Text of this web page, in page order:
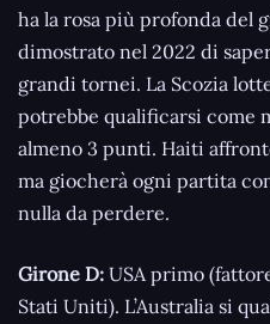
ha la rosa più profonda del
dimostrato nel 2022 di
grandi tornei. La Scozia
potrebbe qualificarsi come
almeno 3 punti. Haiti
ma giocherà ogni partita
nulla da perdere.
Girone D: USA primo
Stati Uniti). L’Australia si